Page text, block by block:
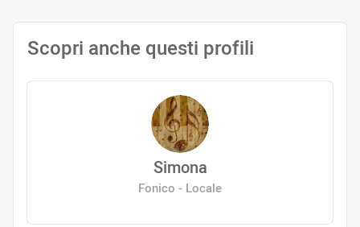
Scopri anche questi profili
Simona
Fonico - Locale